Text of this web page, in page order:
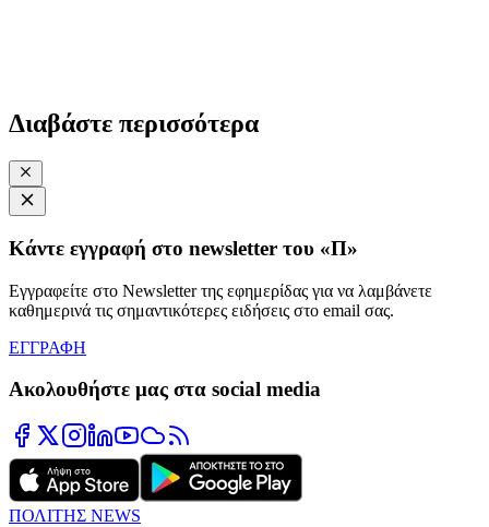
Διαβάστε περισσότερα
Κάντε εγγραφή στο newsletter του «Π»
Εγγραφείτε στο Newsletter της εφημερίδας για να λαμβάνετε
καθημερινά τις σημαντικότερες ειδήσεις στο email σας.
ΕΓΓΡΑΦΗ
Ακολουθήστε μας στα social media
ΠΟΛΙΤΗΣ NEWS